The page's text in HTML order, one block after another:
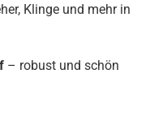
Klinge und mehr in
– robust und schön